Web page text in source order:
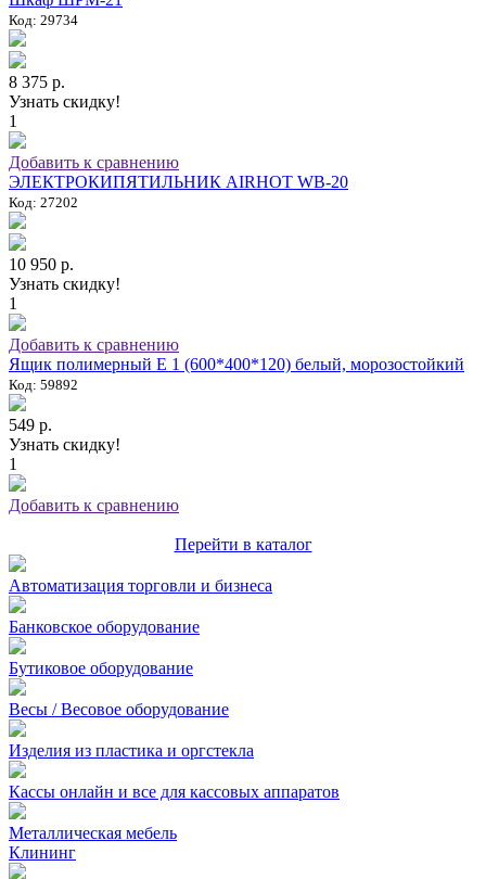
Код: 29734
8 375 р.
Узнать скидку!
1
Добавить к сравнению
ЭЛЕКТРОКИПЯТИЛЬНИК AIRHOT WB-20
Код: 27202
10 950 р.
Узнать скидку!
1
Добавить к сравнению
Ящик полимерный E 1 (600*400*120) белый, морозостойкий
Код: 59892
549 р.
Узнать скидку!
1
Добавить к сравнению
Перейти в каталог
Автоматизация торговли и бизнеса
Банковское оборудование
Бутиковое оборудование
Весы / Весовое оборудование
Изделия из пластика и оргстекла
Кассы онлайн и все для кассовых аппаратов
Металлическая мебель
Клининг